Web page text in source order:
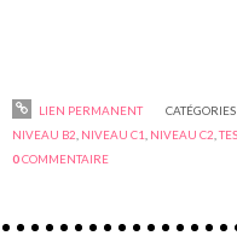
LIEN PERMANENT CATÉGORIES
NIVEAU B2 NIVEAU C1 NIVEAU C2 ,
0COMMENTAIRE